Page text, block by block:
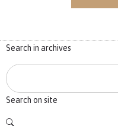
Search in archives
Search on site